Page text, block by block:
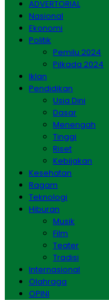
ADVERTORIAL
Nasional
Ekonomi
Politik
Pemilu 2024
Pilkada 2024
Iklan
Pendidikan
Usia Dini
Dasar
Menengah
Tinggi
Riset
Kebijakan
Kesehatan
Ragam
Teknologi
Hiburan
Musik
Film
Teater
Tradisi
Internasional
Olahraga
OPINI